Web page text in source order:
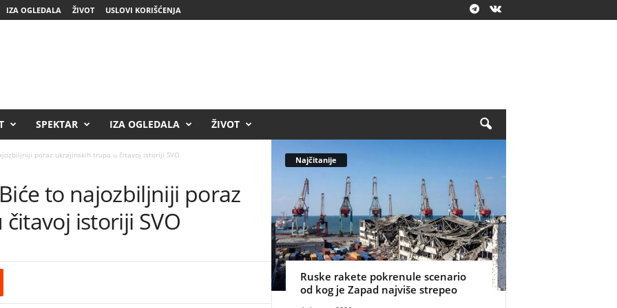
IZA OGLEDALA ŽIVOT USLOVI KORIŠĆENJA
SPEKTAR IZA OGLEDALA ŽIVOT
poraz ukrajinskih trupa u čitavoj istoriji SVO
to najozbiljniji poraz
istoriji SVO
Najčitanije
Ruske rakete pokrenule scenario
od kog je Zapad najviše strepeo